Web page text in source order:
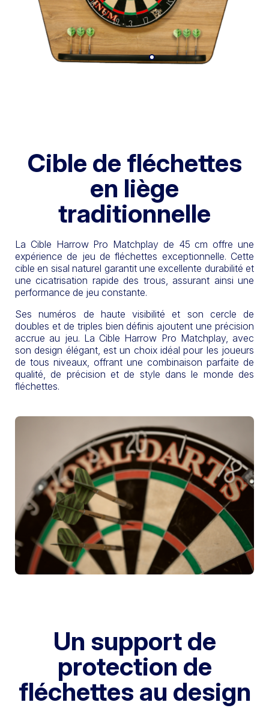
Cible de fléchettes
en liège
traditionnelle
La Cible Harrow Pro Matchplay de 45 cm offre une
expérience de jeu de fléchettes exceptionnelle. Cette
cible en sisal naturel garantit une excellente durabilité et
une cicatrisation rapide des trous, assurant ainsi une
performance de jeu constante.
Ses numéros de haute visibilité et son cercle de
doubles et de triples bien définis ajoutent une précision
accrue au jeu. La Cible Harrow Pro Matchplay, avec
son design élégant, est un choix idéal pour les joueurs
de tous niveaux, offrant une combinaison parfaite de
qualité, de précision et de style dans le monde des
fléchettes.
Un support de
protection de
fléchettes au design